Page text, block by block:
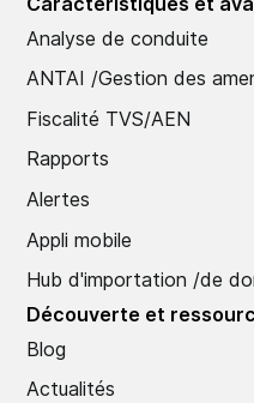
Analyse de conduite
ANTAI /Gestion des
Fiscalité TVS/AEN
Rapports
Alertes
Appli mobile
Hub d'importation /de
Découverte et
Blog
Actualités